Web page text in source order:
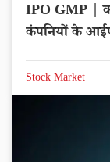
IPO GMP |
कंपनियों के
Stock Market